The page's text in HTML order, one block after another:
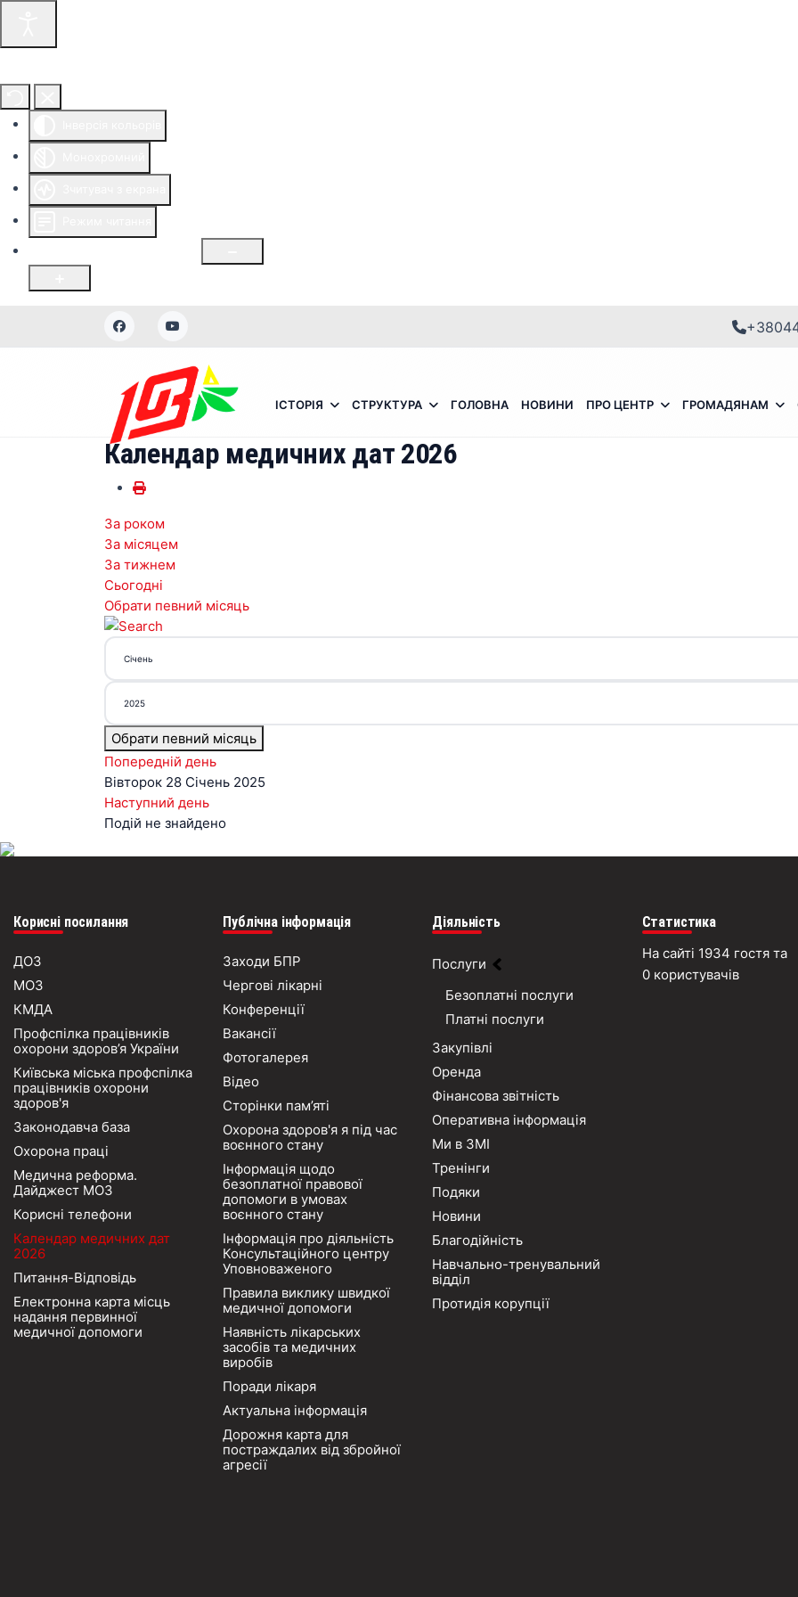
ІСТОРІЯ СТРУКТУРА ГОЛОВНА НОВИНИ ПРО ЦЕНТР ГРОМАДЯНАМ
Календар медичних дат 2026
За роком
За місяцем
За тижнем
Сьогодні
Обрати певний місяць
Обрати певний місяць
Попередній день
Вівторок 28 Січень 2025
Наступний день
Подій не знайдено
Корисні посилання
ДОЗ
МОЗ
КМДА
Профспілка працівників
охорони здоров’я України
Київська міська профспілка
працівників охорони
здоров'я
Законодавча база
Охорона праці
Медична реформа.
Дайджест МОЗ
Корисні телефони
Календар медичних дат
2026
Питання-Відповідь
Електронна карта місць
надання первинної
медичної допомоги
Публічна інформація
Заходи БПР
Чергові лікарні
Конференції
Вакансії
Фотогалерея
Відео
Сторінки пам’яті
Охорона здоров'я я під час
воєнного стану
Інформація щодо
безоплатної правової
допомоги в умовах
воєнного стану
Інформація про діяльність
Консультаційного центру
Уповноваженого
Правила виклику швидкої
медичної допомоги
Наявність лікарських
засобів та медичних
виробів
Поради лікаря
Актуальна інформація
Дорожня карта для
постраждалих від збройної
агресії
Діяльність
Послуги
Безоплатні послуги
Платні послуги
Закупівлі
Оренда
Фінансова звітність
Оперативна інформація
Ми в ЗМІ
Тренінги
Подяки
Новини
Благодійність
Навчально-тренувальний
відділ
Протидія корупції
Статистика
На сайті 1934 гостя та
0 користувачів